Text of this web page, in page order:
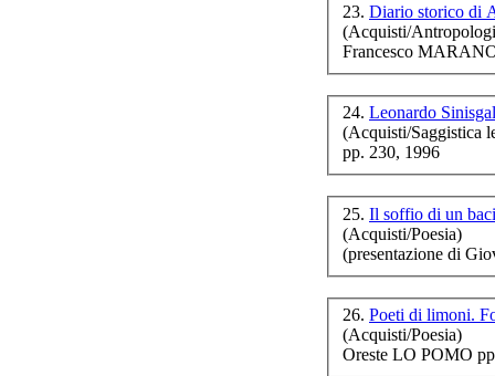
23. Diario storico di
(Acquisti/
Francesco
24. Leonardo
(Acquisti/Saggistica
pp. 230, 1996
25. Il soffio di un
(Acquisti/Poesia)
(presentazione di
26. Poeti di limoni.
(Acquisti/Poesia)
Oreste LO POMO